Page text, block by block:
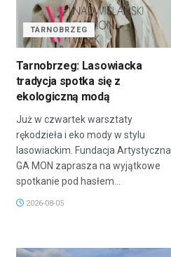
TARNOBRZEG
Tarnobrzeg: Lasowiacka
tradycja spotka się z
ekologiczną modą
Już w czwartek warsztaty
rękodzieła i eko mody w stylu
lasowiackim. Fundacja Artystyczna
GA MON zaprasza na wyjątkowe
spotkanie pod hasłem...
2026-08-05